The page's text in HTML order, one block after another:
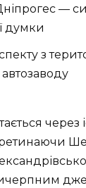
—
думки
з
через